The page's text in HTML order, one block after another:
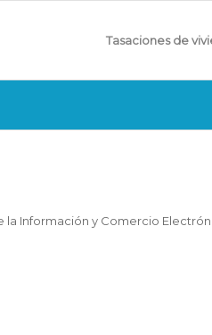
Tasaciones de
Información y Comercio